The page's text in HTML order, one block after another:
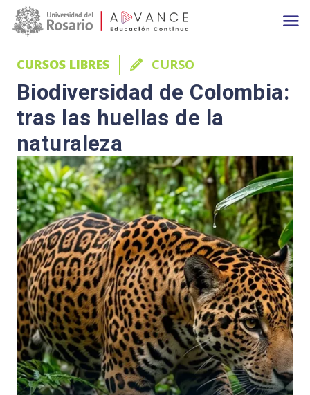
Main navigation
CURSOS LIBRES CURSO
Biodiversidad de Colombia:
tras las huellas de la
naturaleza